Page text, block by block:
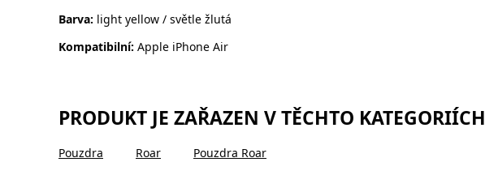
Barva: light yellow / světle žlutá
Kompatibilní: Apple iPhone Air
PRODUKT JE ZAŘAZEN V TĚCHTO KATEGORIÍCH
Pouzdra Roar Pouzdra Roar